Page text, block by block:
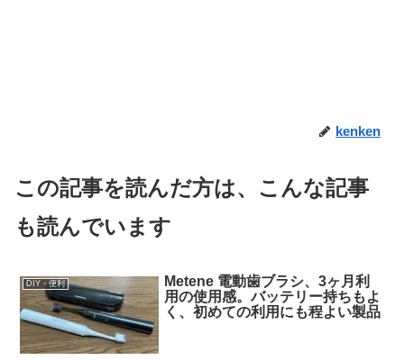
kenken
この記事を読んだ方は、こんな記事
も読んでいます
DIY・便利
Metene 電動歯ブラシ、3ヶ月利
用の使用感。バッテリー持ちもよ
く、初めての利用にも程よい製品